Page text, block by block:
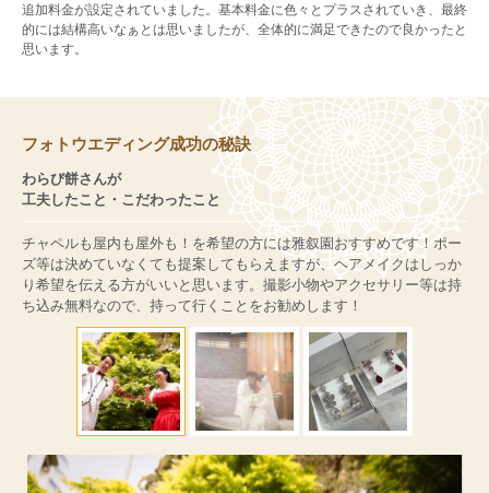
追加料金が設定されていました。基本料金に色々とプラスされていき、最終
的には結構高いなぁとは思いましたが、全体的に満足できたので良かったと
思います。
フォトウエディング成功の秘訣
わらび餅さんが
工夫したこと・こだわったこと
チャペルも屋内も屋外も！を希望の方には雅叙園おすすめです！ポー
ズ等は決めていなくても提案してもらえますが、ヘアメイクはしっか
り希望を伝える方がいいと思います。撮影小物やアクセサリー等は持
ち込み無料なので、持って行くことをお勧めします！